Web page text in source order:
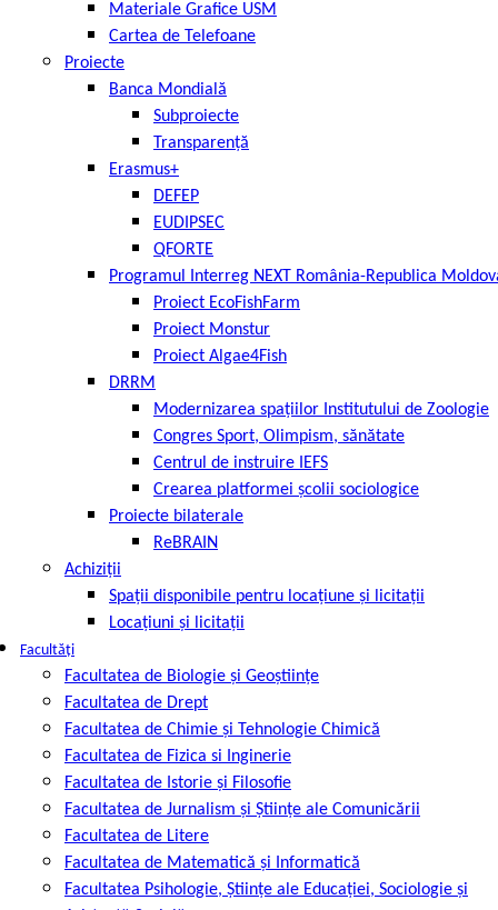
Materiale Grafice USM
Cartea de Telefoane
Proiecte
Banca Mondială
Subproiecte
Transparență
Erasmus+
DEFEP
EUDIPSEC
QFORTE
Programul Interreg NEXT România-Republica
Proiect EcoFishFarm
Proiect Monstur
Proiect Algae4Fish
DRRM
Modernizarea spațiilor Institutului de Zoologie
Congres Sport, Olimpism, sănătate
Centrul de instruire IEFS
Crearea platformei școlii sociologice
Proiecte bilaterale
ReBRAIN
Achiziţii
Spații disponibile pentru locațiune și licitații
Locațiuni și licitații
Facultăți
Facultatea de Biologie și Geoștiințe
Facultatea de Drept
Facultatea de Chimie şi Tehnologie Chimică
Facultatea de Fizica si Inginerie
Facultatea de Istorie şi Filosofie
Facultatea de Jurnalism şi Ştiinţe ale Comunicării
Facultatea de Litere
Facultatea de Matematică şi Informatică
Facultatea Psihologie, Ştiinţe ale Educaţiei, Sociologie și